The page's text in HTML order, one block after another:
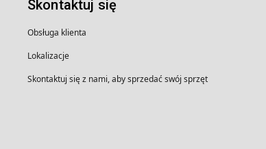
Skontaktuj się
Obsługa klienta
Lokalizacje
Skontaktuj się z nami, aby sprzedać swój sprzęt